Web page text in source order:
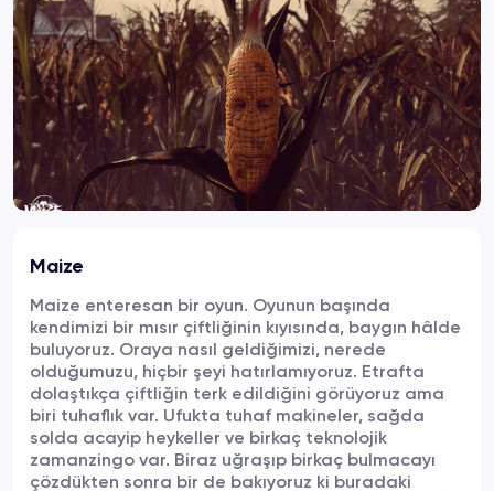
Maize
Maize enteresan bir oyun. Oyunun başında
kendimizi bir mısır çiftliğinin kıyısında, baygın hâlde
buluyoruz. Oraya nasıl geldiğimizi, nerede
olduğumuzu, hiçbir şeyi hatırlamıyoruz. Etrafta
dolaştıkça çiftliğin terk edildiğini görüyoruz ama
biri tuhaflık var. Ufukta tuhaf makineler, sağda
solda acayip heykeller ve birkaç teknolojik
zamanzingo var. Biraz uğraşıp birkaç bulmacayı
çözdükten sonra bir de bakıyoruz ki buradaki